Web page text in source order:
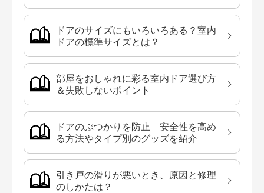
ドアのサイズにもいろいろある？室内
ドアの標準サイズとは？
部屋をおしゃれに彩る室内ドア選び方
＆失敗しないポイント
ドアのぶつかりを防止 安全性を高め
る方法やタイプ別のグッズを紹介
引き戸の滑りが悪いとき、原因と修理
のしかたは？